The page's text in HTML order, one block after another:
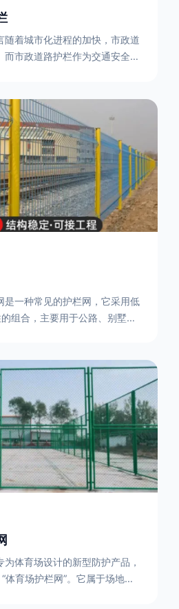
随着城市化进程的加快，市政道
而市政道路护栏作为交通安全的
路护栏的主要功能是防止车辆
可以有效地阻止因驾驶员疏忽
发生，减少交通事故的发生
路护栏可以将道路与人行道、绿
是一种常见的护栏网，它采用低
组合，主要用于公路、别墅小
栏网的安装方法如下：先固定
，然后将网格钩在此色谱柱
柱钩在网格上，然后将其拧紧，
安装即可。该安装牢固美观，不
护栏网使
体育场设计的新型防护产品，
体育场护栏网”。它属于场地围